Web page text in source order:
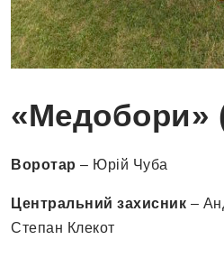
«Медобори»
Воротар – Юрій Чуба
Центральний захисник –
Степан Клекот